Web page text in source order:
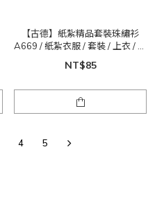
【古德】紙紮精品套裝珠繡衫
A669 / 紙紮衣服 / 套裝 / 上衣 / 拜
拜 / 冥用
NT$85
4 5